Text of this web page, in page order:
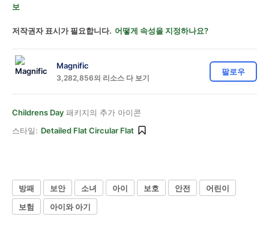
보
저작권자 표시가 필요합니다. 어떻게 속성을 지정하나요?
Magnific
3,282,856의 리소스 다 보기
팔로우
Childrens Day 패키지의 추가 아이콘
스타일: Detailed Flat Circular Flat
방패 보안 소녀 아이 보호 안전
어린이
보험
아이와 아기